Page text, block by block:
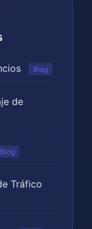
Blog
de
Blog
Tráfico